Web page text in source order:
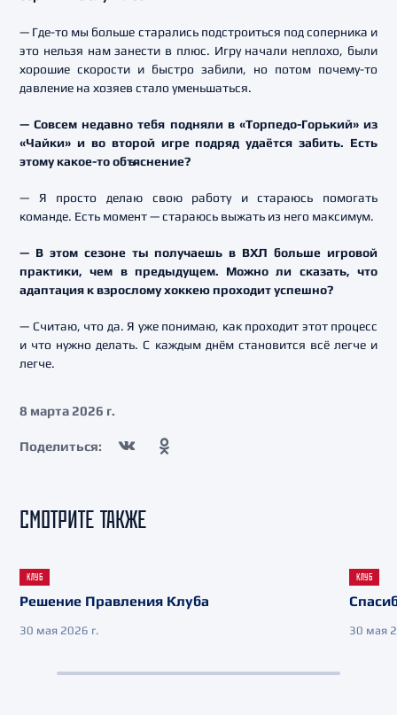
— Где-то мы больше старались подстроиться под соперника и
это нельзя нам занести в плюс. Игру начали неплохо, были
хорошие скорости и быстро забили, но потом почему-то
давление на хозяев стало уменьшаться.
— Совсем недавно тебя подняли в «Торпедо-Горький» из
«Чайки» и во второй игре подряд удаётся забить. Есть
этому какое-то объяснение?
— Я просто делаю свою работу и стараюсь помогать
команде. Есть момент — стараюсь выжать из него максимум.
— В этом сезоне ты получаешь в ВХЛ больше игровой
практики, чем в предыдущем. Можно ли сказать, что
адаптация к взрослому хоккею проходит успешно?
— Считаю, что да. Я уже понимаю, как проходит этот процесс
и что нужно делать. С каждым днём становится всё легче и
легче.
8 марта 2026 г.
Поделиться:
СМОТРИТЕ ТАКЖЕ
КЛУБ
Решение Правления Клуба
30 мая 2026 г.
КЛУБ
30 мая